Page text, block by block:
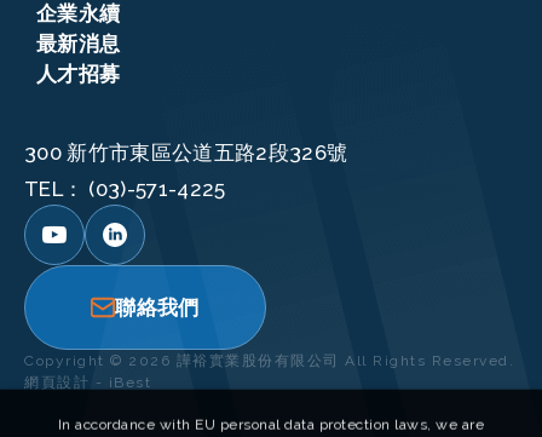
企業永續
最新消息
人才招募
300 新竹市東區公道五路2段326號
TEL： (03)-571-4225
Copyright © 2026 譁裕實業股份有限公司
All Rights Reserved.
網頁設計 - iBest
聯絡我們
In accordance with EU personal data protection laws, we are
committed to protecting your personal data and providing you with
By clicking "Accept All," you consent to us placing cookies to improve
your user experience on this website, help us analyze website
performance and usage, and allow us to deliver relevant marketing
content. You can manage your cookie settings below. By clicking
"Confirm," you agree to the current settings.